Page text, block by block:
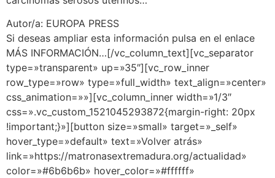
Autor/a: EUROPA PRESS
Si deseas ampliar esta información pulsa en el enlace
MÁS INFORMACIÓN…[/vc_column_text][vc_separator
type=»transparent» up=»35″][vc_row_inner
row_type=»row» type=»full_width» text_align=»center»
css_animation=»»][vc_column_inner width=»1/3″
css=».vc_custom_1521045293872{margin-right: 20px
!important;}»][button size=»small» target=»_self»
hover_type=»default» text=»Volver atrás»
link=»https://matronasextremadura.org/actualidad»
color=»#6b6b6b» hover_color=»#ffffff»